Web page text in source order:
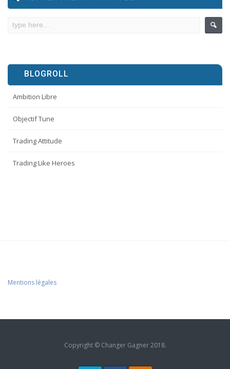
BLOGROLL
Ambition Libre
Objectif Tune
Trading Attitude
Trading Like Heroes
Mentions légales
Copyright © Changer Gagner 2018.